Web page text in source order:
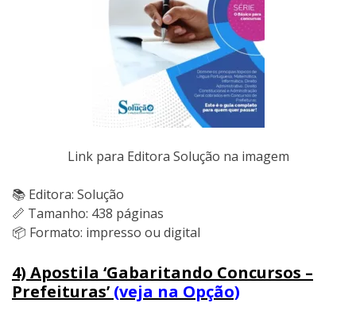
Link para Editora Solução na imagem
📚 Editora: Solução
📏 Tamanho: 438 páginas
📦 Formato: impresso ou digital
4) Apostila ‘Gabaritando Concursos –
Prefeituras’ (veja na Opção)